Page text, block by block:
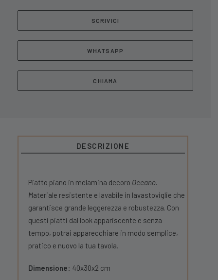
SCRIVICI
WHATSAPP
CHIAMA
DESCRIZIONE
Piatto piano in melamina decoro Oceano.
Materiale resistente e lavabile in lavastoviglie che
garantisce grande leggerezza e robustezza. Con
questi piatti dal look appariscente e senza
tempo, potrai apparecchiare in modo semplice,
pratico e nuovo la tua tavola.
Dimensione: 40x30x2 cm